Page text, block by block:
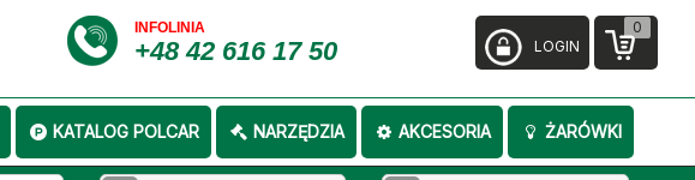
INFOLINIA
+48 42 616 17 50
KATALOG POLCAR NARZĘDZIA AKCESORIA ŻARÓWKI
0
LOGIN